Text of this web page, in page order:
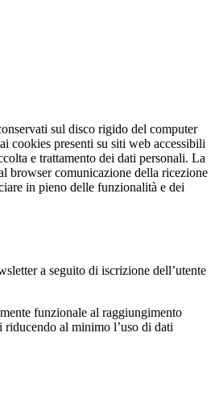
sul disco rigido del computer
cookies presenti su siti web accessibili
e trattamento dei dati personali. La
browser comunicazione della ricezione
in pieno delle funzionalità e dei
a seguito di iscrizione dell’utente
funzionale al raggiungimento
al minimo l’uso di dati